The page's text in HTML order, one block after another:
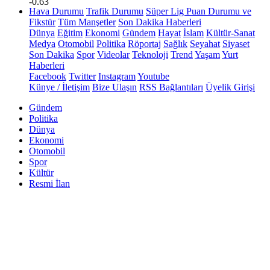
Hava Durumu Trafik Durumu Süper Lig Puan Durumu ve
Fikstür Tüm Manşetler Son Dakika Haberleri
Dünya Eğitim Ekonomi Gündem Hayat İslam Kültür-Sanat
Medya Otomobil Politika Röportaj Sağlık Seyahat Siyaset
Son Dakika Spor Videolar Teknoloji Trend YaşamYurt
Haberleri
Facebook Twitter InstagramYoutube
Künye / İletişim Bize Ulaşın RSS Bağlantıları Üyelik Girişi
Gündem
Politika
Dünya
Ekonomi
Otomobil
Spor
Kültür
Resmi İlan